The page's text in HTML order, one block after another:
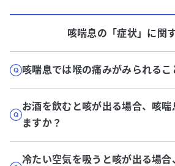
咳喘息の「症状」に関
咳喘息では喉の痛みがみられるこ
お酒を飲むと咳が出る場合、咳喘
ますか？
冷たい空気を吸うと咳が出る場